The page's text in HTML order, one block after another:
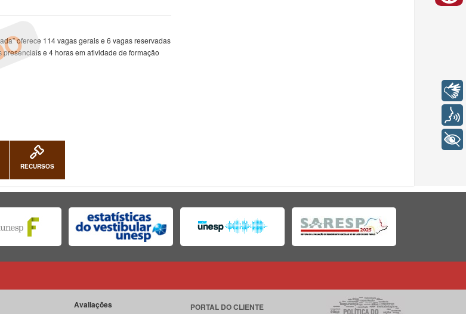
oferece 114 vagas gerais e 6 vagas reservadas
e 4 horas em atividade de formação
RECURSOS
Avaliações
PORTAL DO CLIENTE